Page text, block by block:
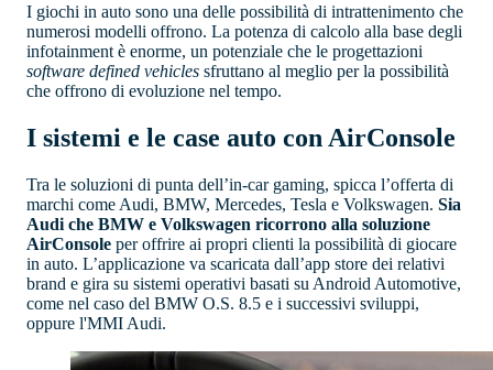
I giochi in auto sono una delle possibilità di intrattenimento che
numerosi modelli offrono. La potenza di calcolo alla base degli
infotainment è enorme, un potenziale che le progettazioni
software defined vehicles sfruttano al meglio per la possibilità
che offrono di evoluzione nel tempo.
I sistemi e le case auto con AirConsole
Tra le soluzioni di punta dell’in-car gaming, spicca l’offerta di
marchi come Audi, BMW, Mercedes, Tesla e Volkswagen. Sia
Audi che BMW e Volkswagen ricorrono alla soluzione
AirConsole per offrire ai propri clienti la possibilità di giocare
in auto. L’applicazione va scaricata dall’app store dei relativi
brand e gira su sistemi operativi basati su Android Automotive,
come nel caso del BMW O.S. 8.5 e i successivi sviluppi,
oppure l'MMI Audi.